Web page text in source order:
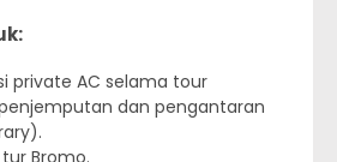
private AC selama tour
dan pengantaran